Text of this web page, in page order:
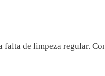
de limpeza regular.